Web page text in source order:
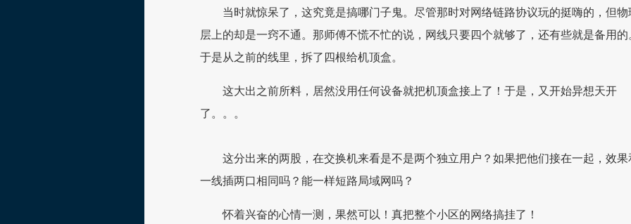
当时就惊呆了，这究竟是搞哪门子鬼。尽管那时对网络链路协议玩的挺嗨的，但物
层上的却是一窍不通。那师傅不慌不忙的说，网线只要四个就够了，还有些就是备用的
于是从之前的线里，拆了四根给机顶盒。
这大出之前所料，居然没用任何设备就把机顶盒接上了！于是，又开始异想天开
了。。。
这分出来的两股，在交换机来看是不是两个独立用户？如果把他们接在一起，效果
一线插两口相同吗？能一样短路局域网吗？
怀着兴奋的心情一测，果然可以！真把整个小区的网络搞挂了！